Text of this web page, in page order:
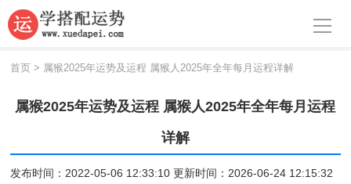
导航
首页
周公解梦
八字算命
首页 > 属猴2025年运势及运程 属猴人2025年全年每月运程详解
属猴2025年运势及运程 属猴人2025年全年每月运程
详解
发布时间：2022-05-06 12:33:10 更新时间：2026-06-24 12:15:32